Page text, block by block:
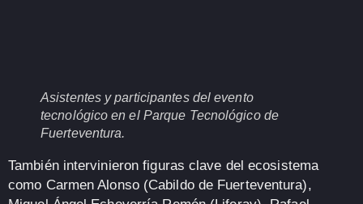
Asistentes y participantes del evento
tecnológico en el Parque Tecnológico de
Fuerteventura.
También intervinieron figuras clave del ecosistema
como Carmen Alonso(Cabildo de Fuerteventura),